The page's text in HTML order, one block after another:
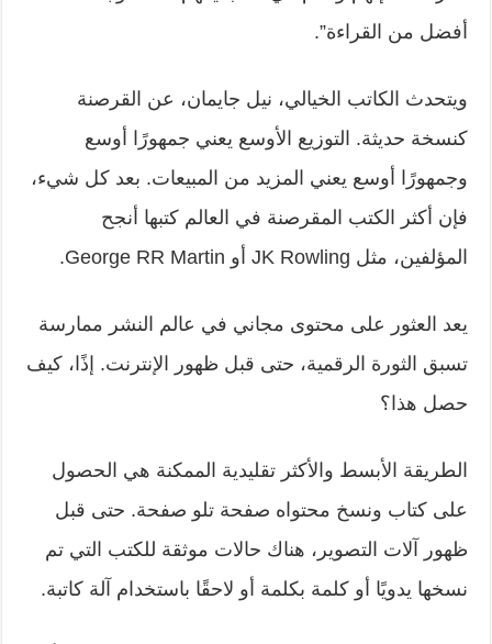
أفضل من القراءة”.
ويتحدث الكاتب الخيالي، نيل جايمان، عن القرصنة
كنسخة حديثة. التوزيع الأوسع يعني جمهورًا أوسع
وجمهورًا أوسع يعني المزيد من المبيعات. بعد كل شيء،
فإن أكثر الكتب المقرصنة في العالم كتبها أنجح
المؤلفين، مثل JK Rowling أو George RR Martin
.
يعد العثور على محتوى مجاني في عالم النشر ممارسة
تسبق الثورة الرقمية، حتى قبل ظهور الإنترنت. إذًا، كيف
حصل هذا؟
الطريقة الأبسط والأكثر تقليدية الممكنة هي الحصول
على كتاب ونسخ محتواه صفحة تلو صفحة. حتى قبل
ظهور آلات التصوير، هناك حالات موثقة للكتب التي تم
نسخها يدويًا أو كلمة بكلمة أو لاحقًا باستخدام آلة كاتبة.